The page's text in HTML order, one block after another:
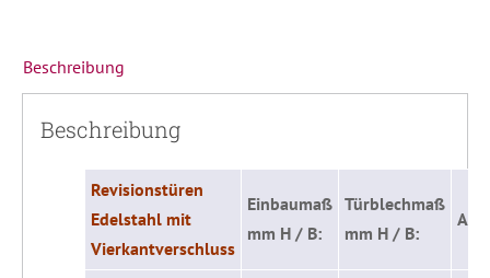
Beschreibung
Beschreibung
Revisionstüren
Edelstahl mit
Vierkantverschluss
Einbaumaß
mm H / B:
Türblechmaß
mm H / B: